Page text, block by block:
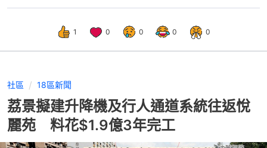
1 0 0 0 0
社區 18區新聞
荔景擬建升降機及行人通道系統往返悅
麗苑 料花$1.9億3年完工